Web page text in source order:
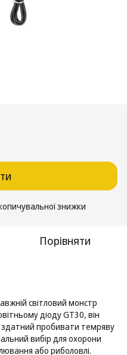
знижки
Порівняти
світловий монстр
діоду GT30, він
здатний пробивати темряву
вибір для охорони
або риболовлі.